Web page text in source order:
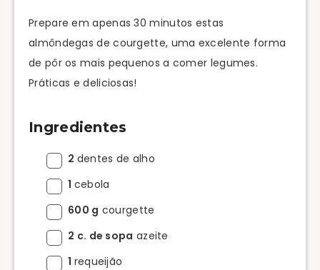
Prepare em apenas 30 minutos estas
almôndegas de courgette, uma excelente forma
de pôr os mais pequenos a comer legumes.
Práticas e deliciosas!
Ingredientes
2 dentes de alho
1 cebola
600 g courgette
2 c. de sopa azeite
1 requeijão